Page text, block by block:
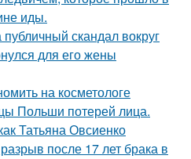
иды.
скандал вокруг
для его жены
на косметологе
Польши потерей лица.
Татьяна Овсиенко
после 17 лет брака в